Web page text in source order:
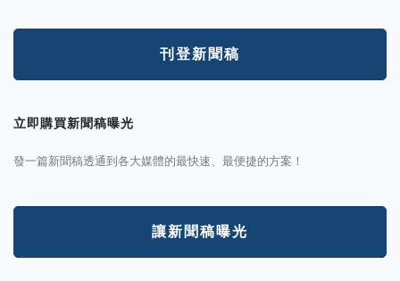
刊登新聞稿
立即購買新聞稿曝光
發一篇新聞稿透通到各大媒體的最快速、最便捷的方案！
讓新聞稿曝光